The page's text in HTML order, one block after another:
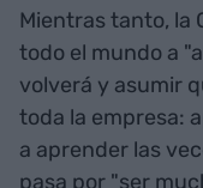
Mientras tanto, la
todo el mundo a
volverá y asumir
toda la empresa:
a aprender las
pasa por "ser